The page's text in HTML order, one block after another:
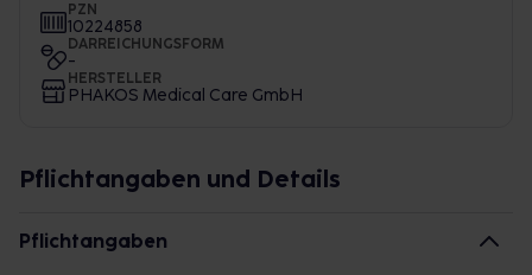
PZN
10224858
DARREICHUNGSFORM
-
HERSTELLER
PHAKOS Medical Care GmbH
Pflichtangaben und Details
Pflichtangaben